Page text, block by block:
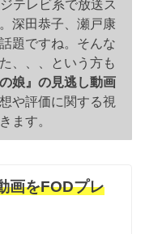
テレビ系で放送ス
深田恭子、瀬戸康
題ですね。そんな
、、、という方も
の娘』の見逃し動画
想や評価に関する視
ます。
画をFODプレ